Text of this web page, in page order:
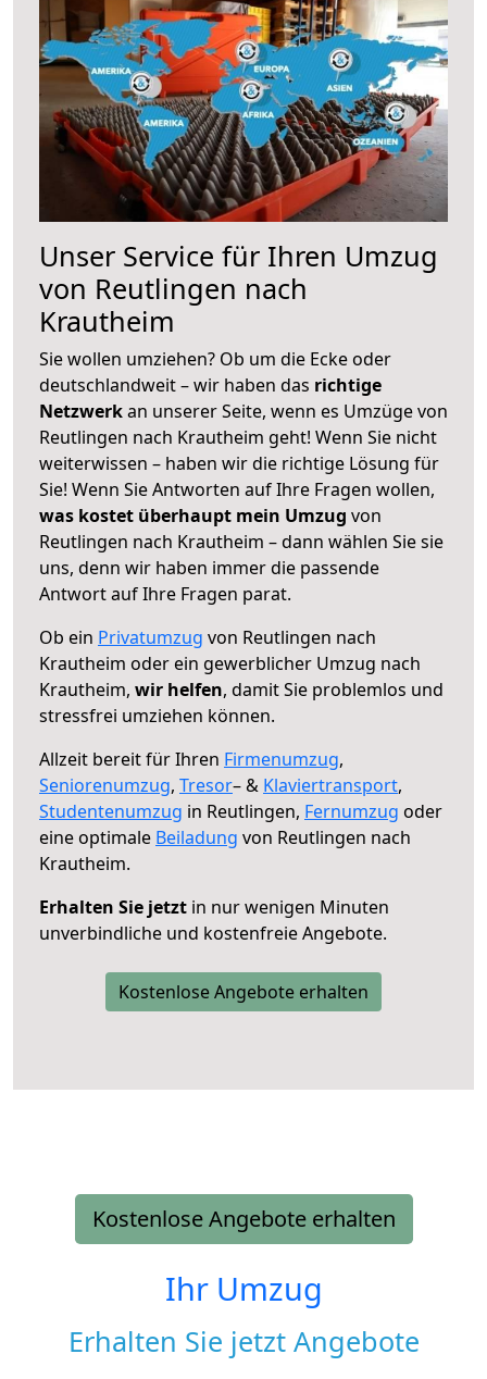
Unser Service für Ihren Umzug
von Reutlingen nach
Krautheim
Sie wollen umziehen? Ob um die Ecke oder
deutschlandweit – wir haben das richtige
Netzwerkan unserer Seite, wenn es Umzüge von
Reutlingen nach Krautheim geht! Wenn Sie nicht
weiterwissen – haben wir die richtige Lösung für
Sie! Wenn Sie Antworten auf Ihre Fragen wollen,
was kostet überhaupt mein Umzug von
Reutlingen nach Krautheim – dann wählen Sie sie
uns, denn wir haben immer die passende
Antwort auf Ihre Fragen parat.
Ob ein Privatumzug von Reutlingen nach
Krautheim oder ein gewerblicher Umzug nach
Krautheim, wir helfen, damit Sie problemlos und
stressfrei umziehen können.
Allzeit bereit für Ihren Firmenumzug,
Seniorenumzug, Tresor– & Klaviertransport,
Studentenumzug in Reutlingen, Fernumzug oder
eine optimale Beiladung von Reutlingen nach
Krautheim.
Erhalten Sie jetzt in nur wenigen Minuten
unverbindliche und kostenfreie Angebote.
Kostenlose Angebote erhalten
Kostenlose Angebote erhalten
Ihr Umzug
Erhalten Sie jetzt Angebote